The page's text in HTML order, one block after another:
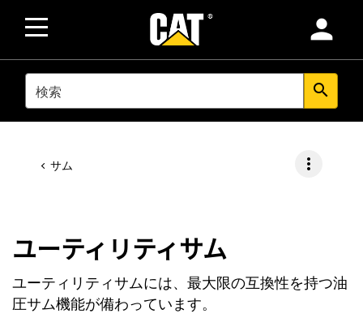
person
SEARCH search
サム more_vert
ユーティリティサム
ユーティリティサムには、最大限の互換性を持つ油
圧サム機能が備わっています。